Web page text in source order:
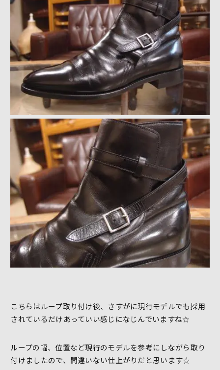
こちらはループ取り付け後、さすがに現行モデルでも採用
されているだけあっていい感じになじんでいますね☆
ループの幅、位置など現行のモデルを参考にしながら取り
付けましたので、間違いない仕上がりだと思います☆